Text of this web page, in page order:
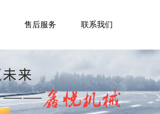
售后服务 联系我们